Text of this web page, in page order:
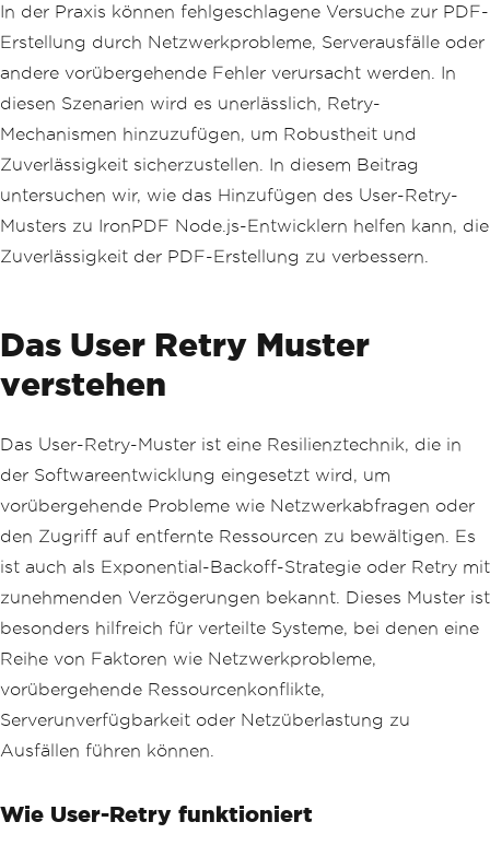
In der Praxis können fehlgeschlagene Versuche zur PDF-
Erstellung durch Netzwerkprobleme, Serverausfälle oder
andere vorübergehende Fehler verursacht werden. In
diesen Szenarien wird es unerlässlich, Retry-
Mechanismen hinzuzufügen, um Robustheit und
Zuverlässigkeit sicherzustellen. In diesem Beitrag
untersuchen wir, wie das Hinzufügen des User-Retry-
Musters zu IronPDF Node.js-Entwicklern helfen kann, die
Zuverlässigkeit der PDF-Erstellung zu verbessern.
Das User Retry Muster
verstehen
Das User-Retry-Muster ist eine Resilienztechnik, die in
der Softwareentwicklung eingesetzt wird, um
vorübergehende Probleme wie Netzwerkabfragen oder
den Zugriff auf entfernte Ressourcen zu bewältigen. Es
ist auch als Exponential-Backoff-Strategie oder Retry mit
zunehmenden Verzögerungen bekannt. Dieses Muster ist
besonders hilfreich für verteilte Systeme, bei denen eine
Reihe von Faktoren wie Netzwerkprobleme,
vorübergehende Ressourcenkonflikte,
Serverunverfügbarkeit oder Netzüberlastung zu
Ausfällen führen können.
Wie User-Retry funktioniert